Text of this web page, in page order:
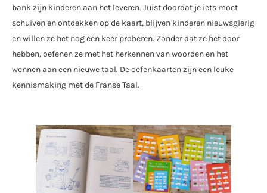
bank zijn kinderen aan het leveren. Juist doordat je iets moet
schuiven en ontdekken op de kaart, blijven kinderen nieuwsgierig
en willen ze het nog een keer proberen. Zonder dat ze het door
hebben, oefenen ze met het herkennen van woorden en het
wennen aan een nieuwe taal. De oefenkaarten zijn een leuke
kennismaking met de Franse Taal.